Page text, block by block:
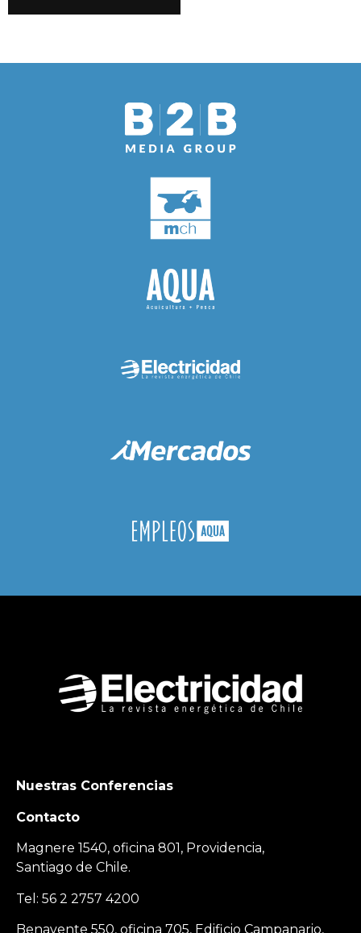
Nuestras Conferencias
Contacto
Magnere 1540, oficina 801, Providencia,
Santiago de Chile.
Tel: 56 2 2757 4200
Benavente 550, oficina 705, Edificio Campanario,